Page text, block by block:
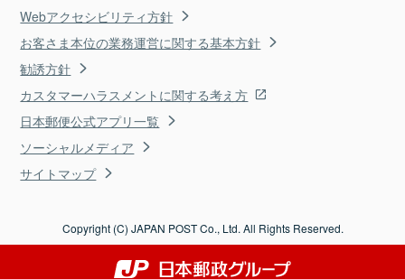
Webアクセシビリティ方針
お客さま本位の業務運営に関する基本方針
勧誘方針
カスタマーハラスメントに関する考え方
日本郵便公式アプリ一覧
ソーシャルメディア
サイトマップ
Copyright (C) JAPAN POST Co., Ltd. All Rights Reserved.